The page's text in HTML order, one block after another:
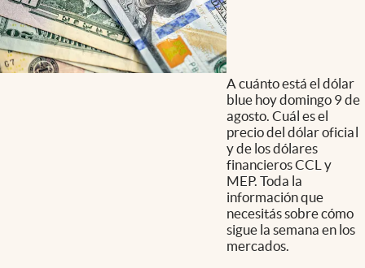
A cuánto está el dólar
blue hoy domingo 9 de
agosto. Cuál es el
precio del dólar oficial
y de los dólares
financieros CCL y
MEP. Toda la
información que
necesitás sobre cómo
sigue la semana en los
mercados.